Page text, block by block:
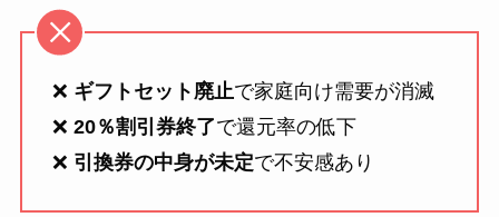
❌ ギフトセット廃止で家庭向け需要が消滅
❌ 20％割引券終了で還元率の低下
❌ 引換券の中身が未定で不安感あり